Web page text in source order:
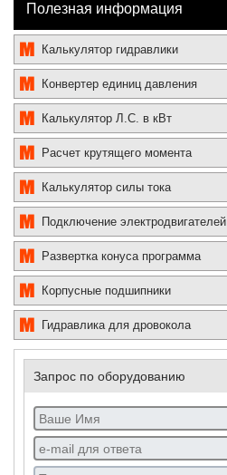
Полезная информация
Калькулятор гидравлики
Конвертер единиц давления
Калькулятор Л.С. в кВт
Расчет крутящего момента
Калькулятор силы тока
Подключение электродвигателей
Развертка конуса программа
Корпусные подшипники
Гидравлика для дровокола
Запрос по оборудованию